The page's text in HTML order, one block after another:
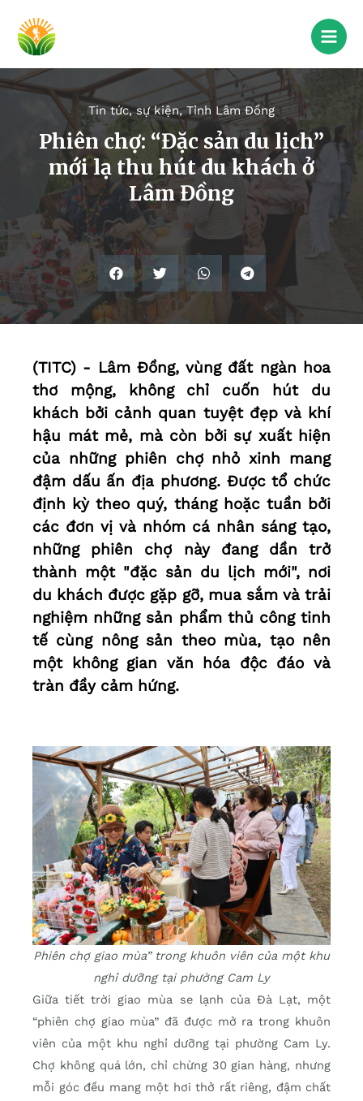
Tin tức, sự kiện,Tỉnh Lâm Đồng
Phiên chợ: “Đặc sản du lịch”
mới lạ thu hút du khách ở
Lâm Đồng
(TITC) - Lâm Đồng, vùng đất ngàn hoa
thơ mộng, không chỉ cuốn hút du
khách bởi cảnh quan tuyệt đẹp và khí
hậu mát mẻ, mà còn bởi sự xuất hiện
của những phiên chợ nhỏ xinh mang
đậm dấu ấn địa phương. Được tổ chức
định kỳ theo quý, tháng hoặc tuần bởi
các đơn vị và nhóm cá nhân sáng tạo,
những phiên chợ này đang dần trở
thành một "đặc sản du lịch mới", nơi
du khách được gặp gỡ, mua sắm và trải
nghiệm những sản phẩm thủ công tinh
tế cùng nông sản theo mùa, tạo nên
một không gian văn hóa độc đáo và
tràn đầy cảm hứng.
Phiên chợ giao mùa” trong khuôn viên của một khu
nghỉ dưỡng tại phường Cam Ly
Giữa tiết trời giao mùa se lạnh của Đà Lạt, một
“phiên chợ giao mùa” đã được mở ra trong khuôn
viên của một khu nghỉ dưỡng tại phường Cam Ly.
Chợ không quá lớn, chỉ chừng 30 gian hàng, nhưng
mỗi góc đều mang một hơi thở rất riêng, đậm chất